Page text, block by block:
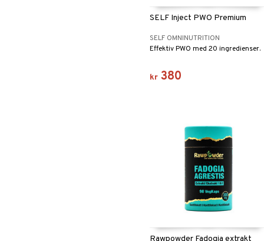
SELF Inject PWO Premium
SELF OMNINUTRITION
Effektiv PWO med 20 ingredienser.
kr 380
Rawpowder Fadogia extrakt